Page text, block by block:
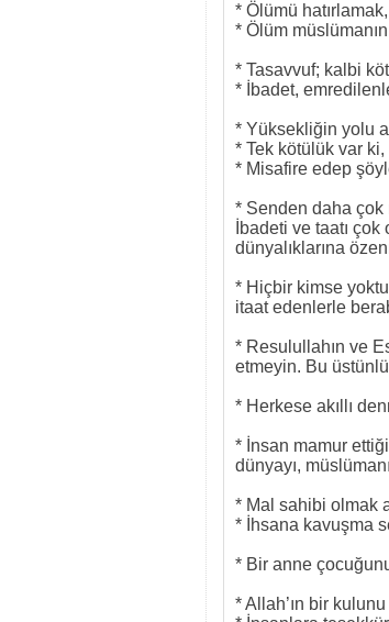
* Ölümü
* Ölüm
* Tasavvuf; kalbi
* İbadet,
* Yüksekliğin yolu
* Tek kötülük var ki,
* Misafire edep
* Senden daha çok
İbadeti ve taatı
dünyalıklarına
* Hiçbir kimse
itaat edenlerle
* Resulullahın ve
etmeyin. Bu
* Herkese akıllı
* İnsan mamur
dünyayı,
* Mal sahibi olmak
* İhsana kavuşma
* Bir anne
* Allah’ın bir